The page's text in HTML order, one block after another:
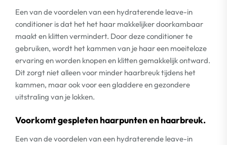
Een van de voordelen van een hydraterende leave-in
conditioner is dat het het haar makkelijker doorkambaar
maakt en klitten vermindert. Door deze conditioner te
gebruiken, wordt het kammen van je haar een moeiteloze
ervaring en worden knopen en klitten gemakkelijk ontward.
Dit zorgt niet alleen voor minder haarbreuk tijdens het
kammen, maar ook voor een gladdere en gezondere
uitstraling van je lokken.
Voorkomt gespleten haarpunten en haarbreuk.
Een van de voordelen van een hydraterende leave-in